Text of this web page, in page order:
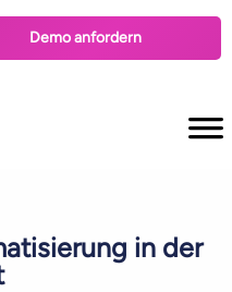
Demo anfordern
in der